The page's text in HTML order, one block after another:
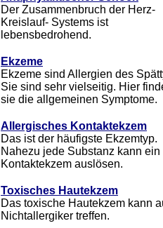
Der Zusammenbruch der Herz-
Kreislauf- Systems ist
lebensbedrohend.
Ekzeme
Ekzeme sind Allergien des
Sie sind sehr vielseitig. Hier
sie die allgemeinen Symptome.
Allergisches Kontaktekzem
Das ist der häufigste Ekzemtyp.
Nahezu jede Substanz kann ein
Kontaktekzem auslösen.
Toxisches Hautekzem
Das toxische Hautekzem kann
Nichtallergiker treffen.